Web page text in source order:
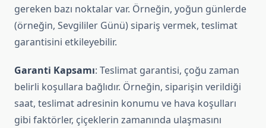
gereken bazı noktalar var. Örneğin, yoğun günlerde
(örneğin, Sevgililer Günü) sipariş vermek, teslimat
garantisini etkileyebilir.
Garanti Kapsamı: Teslimat garantisi, çoğu zaman
belirli koşullara bağlıdır. Örneğin, siparişin verildiği
saat, teslimat adresinin konumu ve hava koşulları
gibi faktörler, çiçeklerin zamanında ulaşmasını